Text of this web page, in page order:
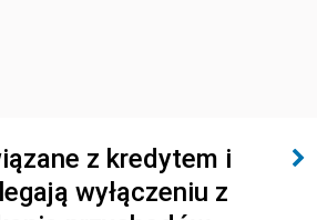
z kredytem i
wyłączeniu z